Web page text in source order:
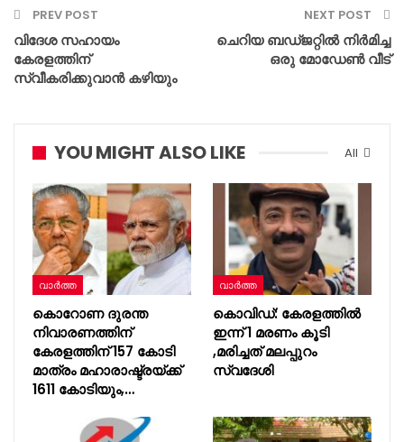
PREV POST
വിദേശ സഹായം
കേരളത്തിന്
സ്വീകരിക്കുവാൻ കഴിയും
NEXT POST
ചെറിയ ബഡ്ജറ്റിൽ നിർമിച്ച
ഒരു മോഡേൺ വീട്
All
YOU MIGHT ALSO LIKE
വാർത്ത
കൊറോണ ദുരന്ത
നിവാരണത്തിന്
കേരളത്തിന് 157 കോടി
മാത്രം മഹാരാഷ്ട്രയ്ക്ക്
1611 കോടിയും,…
വാർത്ത
കൊവിഡ്: കേരളത്തിൽ
ഇന്ന് 1 മരണം കൂടി
,മരിച്ചത് മലപ്പുറം
സ്വദേശി